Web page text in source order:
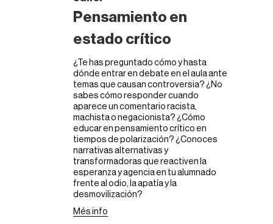
Pensamiento en
estado crítico
¿Te has preguntado cómo y hasta
dónde entrar en debate en el aula ante
temas que causan controversia? ¿No
sabes cómo responder cuando
aparece un comentario racista,
machista o negacionista? ¿Cómo
educar en pensamiento crítico en
tiempos de polarización? ¿Conoces
narrativas alternativas y
transformadoras que reactiven la
esperanza y agencia en tu alumnado
frente al odio, la apatía y la
desmovilización?
Més info